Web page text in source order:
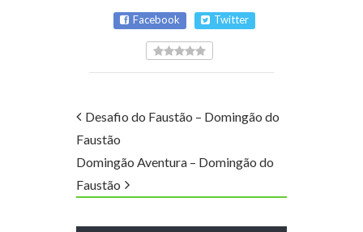
Facebook Twitter
Desafio do Faustão – Domingão do
Faustão
Domingão Aventura – Domingão do
Faustão